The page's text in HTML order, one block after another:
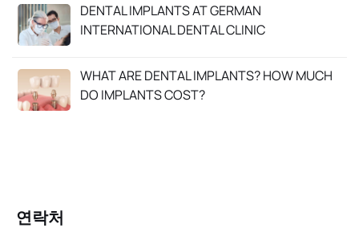
DENTAL IMPLANTS AT GERMAN
INTERNATIONAL DENTAL CLINIC
WHAT ARE DENTAL IMPLANTS? HOW MUCH
DO IMPLANTS COST?
연락처